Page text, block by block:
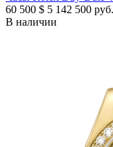
60 500 $ 5 142 500 руб.
В наличии